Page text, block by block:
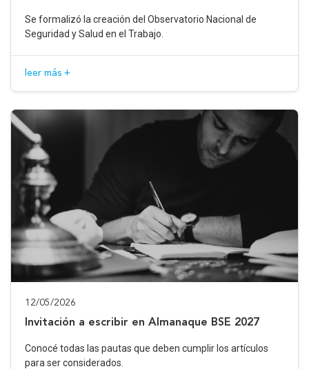
Se formalizó la creación del Observatorio Nacional de
Seguridad y Salud en el Trabajo.
leer más +
12/05/2026
Invitación a escribir en Almanaque BSE 2027
Conocé todas las pautas que deben cumplir los artículos
para ser considerados.